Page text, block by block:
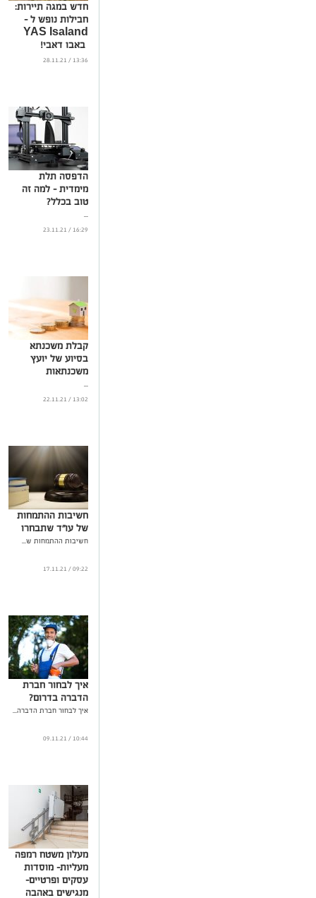
חדש במגה תיירות:
חבילות נופש ל –
YAS Isaland
באבו דאבי!
אורלנדו של המזרח
13:36 / 28.11.21
הדפסה תלת
מימדית – למה זה
טוב בכלל?
...
16:29 / 23.11.21
קבלת משכנתא
בסיוע של יועץ
משכנתאות
...
13:02 / 22.11.21
חשיבות ההתמחות
של עו''ד שתבחרו
חשיבות ההתמחות ש...
09:22 / 17.11.21
איך לבחור חברת
הדברה בדרום?
איך לבחור חברת הדברה...
10:44 / 09.11.21
מעלון משטח רמפה
מעליות- מוסדות
עסקים ופרטיים-
מנגישים באהבה